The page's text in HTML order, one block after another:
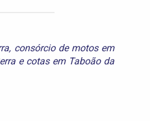
, consórcio de motos em
e cotas em Taboão da